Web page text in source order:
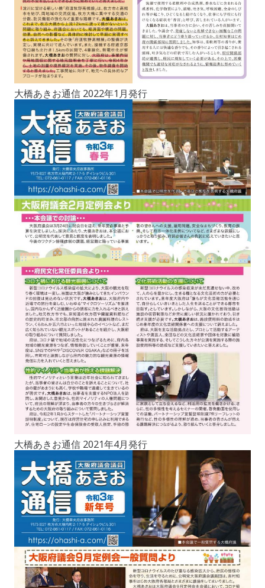
大橋あきお通信 2022年1月発行
大橋あきお通信 2021年4月発行